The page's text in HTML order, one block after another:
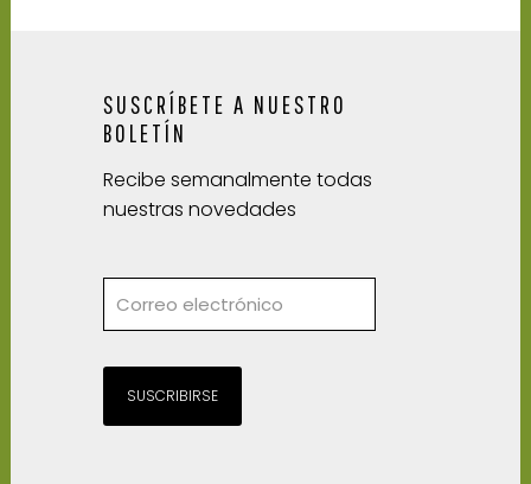
SUSCRÍBETE A NUESTRO
BOLETÍN
Recibe semanalmente todas
nuestras novedades
SUSCRIBIRSE